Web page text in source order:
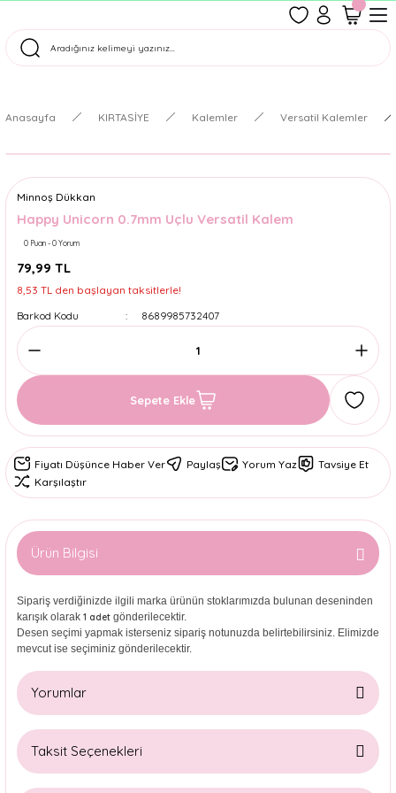
Tüm Siparişler Aynı Gün Kargoda!
Anasayfa KIRTASİYE Kalemler Versatil Kalemler
Minnoş Dükkan
Happy Unicorn 0.7mm Uçlu Versatil Kalem
0 Puan - 0 Yorum
79,99 TL
8,53 TL den başlayan taksitlerle!
Barkod Kodu
8689985732407
Sepete Ekle
Fiyatı Düşünce Haber Ver Paylaş Yorum Yaz
Tavsiye Et
Karşılaştır
Ürün Bilgisi
Sipariş verdiğinizde ilgili marka ürünün stoklarımızda bulunan deseninden
karışık olarak 1 adet gönderilecektir.
Desen seçimi yapmak isterseniz sipariş notunuzda belirtebilirsiniz. Elimizde
mevcut ise seçiminiz gönderilecektir.
Yorumlar
Taksit Seçenekleri